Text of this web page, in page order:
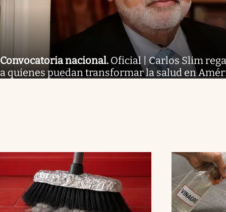
Convocatoria nacional. Oficial | Carlos Slim
a quienes puedan transformar la salud en